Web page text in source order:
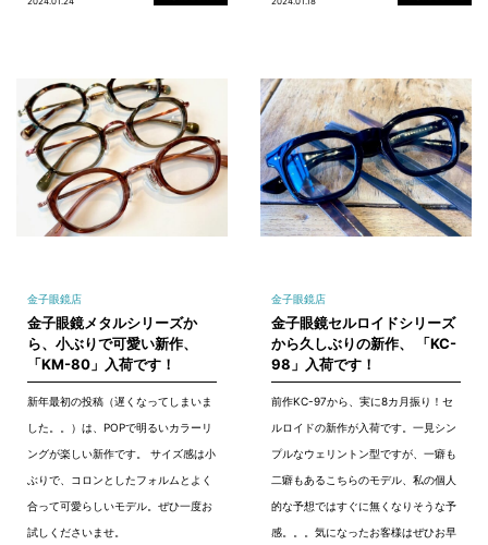
金子眼鏡店
金子眼鏡メタルシリーズか
ら、小ぶりで可愛い新作、
「KM-80」入荷です！
新年最初の投稿（遅くなってしまいま
した。。）は、POPで明るいカラーリ
ングが楽しい新作です。 サイズ感は小
ぶりで、コロンとしたフォルムとよく
合って可愛らしいモデル。ぜひ一度お
試しくださいませ。
金子眼鏡店
金子眼鏡セルロイドシリーズ
から久しぶりの新作、 「KC-
98」入荷です！
前作KC-97から、実に8カ月振り！セ
ルロイドの新作が入荷です。一見シン
プルなウェリントン型ですが、一癖も
二癖もあるこちらのモデル、私の個人
的な予想ではすぐに無くなりそうな予
感。。。気になったお客様はぜひお早